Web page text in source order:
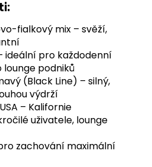
fialkový mix – svěží,
ideální pro každodenní
podniků
(Black Line) – silný,
výdrží
USA – Kalifornie
uživatele, lounge
zachování maximální